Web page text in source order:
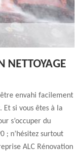
NETTOYAGE
envahi facilement
si vous êtes à la
s’occuper du
; n’hésitez surtout
ALC Rénovation